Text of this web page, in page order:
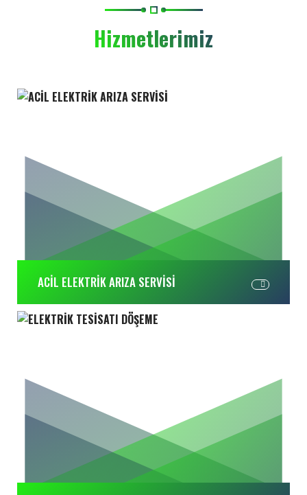
Hizmetlerimiz
ACİL ELEKTRİK ARIZA SERVİSİ